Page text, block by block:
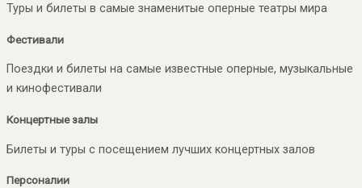
Туры и билеты в самые знаменитые оперные театры мира
Фестивали
Поездки и билеты на самые известные оперные, музыкальные
и кинофестивали
Концертные залы
Билеты и туры с посещением лучших концертных залов
Персоналии